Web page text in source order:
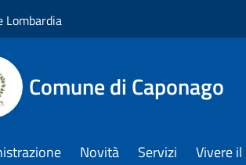
Lombardia
Comune di Caponago
Novità Servizi Vivere